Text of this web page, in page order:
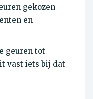
gekozen
en
geuren tot
vast iets bij dat